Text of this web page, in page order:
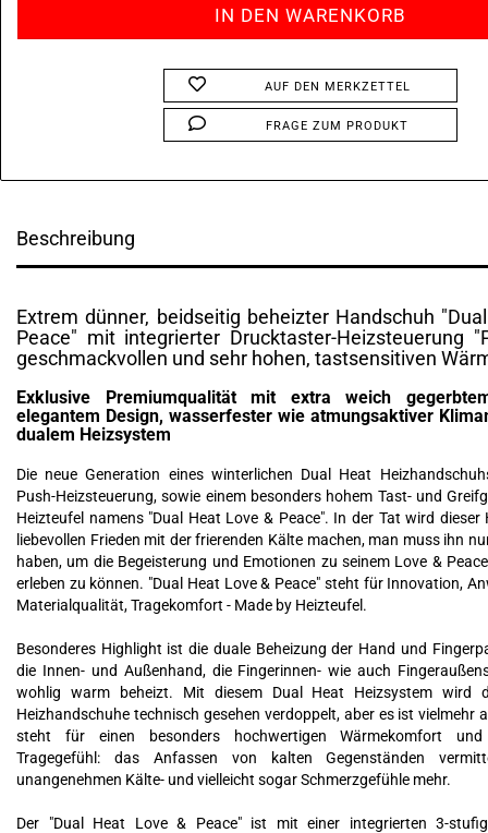
AUF DEN MERKZETTEL
FRAGE ZUM PRODUKT
Beschreibung
Extrem dünner, beidseitig beheizter Handschuh
Peace" mit integrierter Drucktaster-Heizsteuerung
geschmackvollen und sehr hohen, tastsensitiven
Exklusive Premiumqualität mit extra weich
elegantem Design, wasserfester wie atmungsaktiver
dualem Heizsystem
Die neue Generation eines winterlichen Dual Heat
Push-Heizsteuerung, sowie einem besonders hohem Tast- und
Heizteufel namens "Dual Heat Love & Peace". In der Tat wird dieser
liebevollen Frieden mit der frierenden Kälte machen, man muss ihn
haben, um die Begeisterung und Emotionen zu seinem Love &
erleben zu können. "Dual Heat Love & Peace" steht für Innovation,
Materialqualität, Tragekomfort - Made by Heizteufel.
Besonderes Highlight ist die duale Beheizung der Hand und
die Innen- und Außenhand, die Fingerinnen- wie auch
wohlig warm beheizt. Mit diesem Dual Heat Heizsystem wird
Heizhandschuhe technisch gesehen verdoppelt, aber es ist vielmehr
steht für einen besonders hochwertigen Wärmekomfort und
Tragegefühl: das Anfassen von kalten Gegenständen
unangenehmen Kälte- und vielleicht sogar Schmerzgefühle mehr.
Der "Dual Heat Love & Peace" ist mit einer integrierten 3-